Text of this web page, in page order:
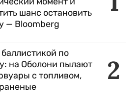
шанс остановить
— Bloomberg
2
по
на Оболони пылают
с топливом,